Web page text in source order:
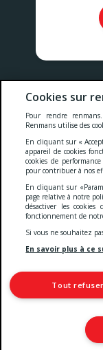
Nos prixCookies sur
Pour rendre
Renmans utilise des
En cliquant sur «
appareil de cookies
cookies de
pour contribuer à nos
En cliquant sur
page relative à notre
désactiver les
fonctionnement de
Si vous ne souhaitez
En savoir plus à ce
Tout refuser